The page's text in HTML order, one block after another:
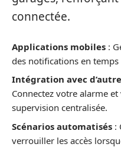
connectée.
Applications mobiles :
des notifications en temps
Intégration avec
Connectez votre alarme
supervision centralisée.
Scénarios automatisés :
verrouiller les accès